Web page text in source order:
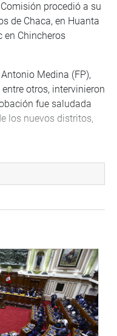
procedió a su
de Chaca, en Huanta
en Chincheros
Medina (FP),
otros, intervinieron
fue saludada
los nuevos distritos,
de nuevos
establecidas
sesión un
para determinar la
del Ejecutivo en la
leyes aprobadas por
Vilca, presidenta